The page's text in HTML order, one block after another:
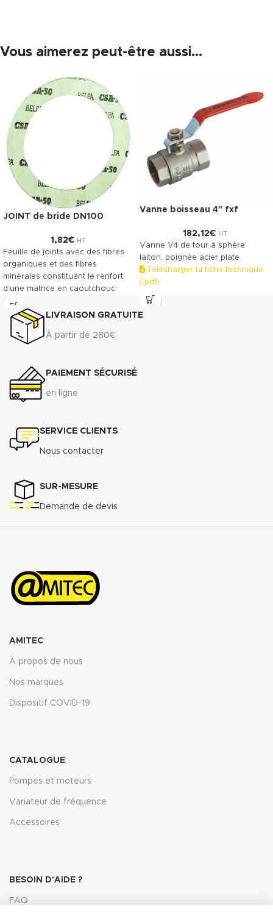
Vous aimerez peut-être aussi…
JOINT de bride DN100
1,82€ HT
Feuille de joints avec des fibres
organiques et des fibres
minérales constituant le renfort
d’une matrice en caoutchouc
NBR. Le TECNIFIBRE80 possède
ainsi une gamme étendue
d’emplois assurant une bonne
résistance.
Densité (+ 10%) : 1.75 g/cm
Compressibilité ASTM F-36 A : 7%
- 15%
Résistance à la traction
transversale
ASTM F-
Perméabilité au gaz DIN 3535/6 :
<0.5cm3/min.
Propriétés transmise pour
l’épaisseur 2mm.
Télécharger la fiche technique
Vanne boisseau 4″ fxf
182,12€ HT
Vanne 1/4 de tour à sphère
laiton, poignée acier plate.
Télécharger la fiche technique
(.pdf)
LIVRAISON GRATUITE
À partir de 280€
PAIEMENT SÉCURISÉ
en ligne
SERVICE CLIENTS
Nous contacter
SUR-MESURE
Demande de devis
AMITEC
À propos de nous
Nos marques
Dispositif COVID-19
CATALOGUE
Pompes et moteurs
Variateur de fréquence
Accessoires
BESOIN D'AIDE ?
FAQ